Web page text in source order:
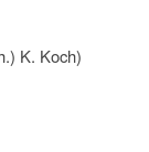
K. Koch)